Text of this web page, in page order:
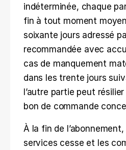
indéterminée, chaque
fin à tout moment
soixante jours adressé
recommandée avec
cas de manquement
dans les trente jours
l’autre partie peut
bon de commande
À la fin de l’abonnement,
services cesse et les